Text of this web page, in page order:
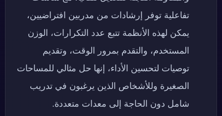
تفاعلية توفر إرشادات من مدربين افتراضيين،
يمكن لهذه الأنظمة تتبع عدد التكرارات، الوزن
المستخدم، والتقدم بمرور الوقت، وتقديم
توصيات لتحسين الأداء، إنها حل مثالي للمساحات
الصغيرة وللأشخاص الذين يرغبون في تدريب
شامل دون الحاجة إلى معدات متعددة.